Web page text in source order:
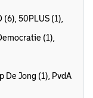
50PLUS (1),
(1),
De Jong (1), PvdA